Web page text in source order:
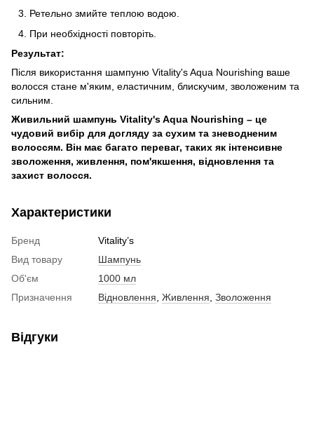
Ретельно змийте теплою водою.
При необхідності повторіть.
Результат:
Після використання шампуню Vitality's Aqua Nourishing ваше
волосся стане м'яким, еластичним, блискучим, зволоженим та
сильним.
Живильний шампунь Vitality's Aqua Nourishing – це
чудовий вибір для догляду за сухим та зневодненим
волоссям. Він має багато переваг, таких як інтенсивне
зволоження, живлення, пом'якшення, відновлення та
захист волосся.
Характеристики
Бренд
Vitality’s
Вид товару
Шампунь
Об'єм
1000 мл
Призначення
Відновлення Живлення Зволоження
Відгуки